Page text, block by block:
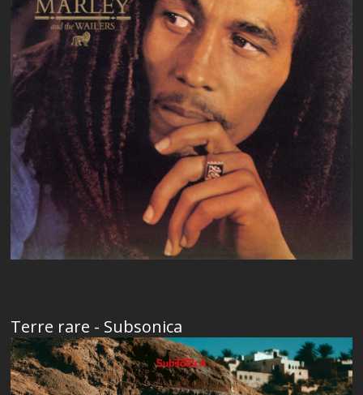
Terre rare - Subsonica